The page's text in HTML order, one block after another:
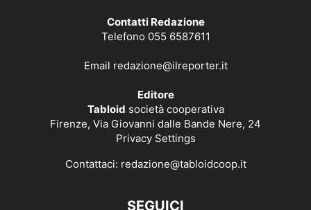
Contatti Redazione
Telefono 055 6587611
Email redazione@ilreporter.it
Editore
Tabloid società cooperativa
Firenze, Via Giovanni dalle Bande Nere, 24
Privacy Settings
Contattaci: redazione@tabloidcoop.it
SEGUICI